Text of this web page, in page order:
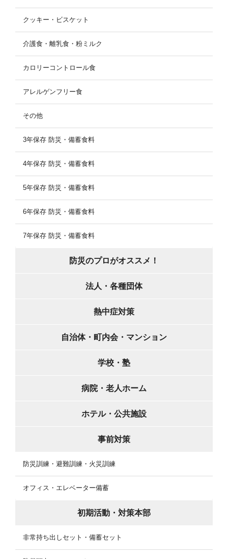
クッキー・ビスケット
介護食・離乳食・粉ミルク
カロリーコントロール食
アレルゲンフリー食
その他
3年保存 防災・備蓄食料
4年保存 防災・備蓄食料
5年保存 防災・備蓄食料
6年保存 防災・備蓄食料
7年保存 防災・備蓄食料
防災のプロがオススメ！
法人・各種団体
熱中症対策
自治体・町内会・マンション
学校・塾
病院・老人ホーム
ホテル・公共施設
事前対策
防災訓練・避難訓練・火災訓練
オフィス・エレベーター備蓄
初期活動・対策本部
非常持ち出しセット・備蓄セット